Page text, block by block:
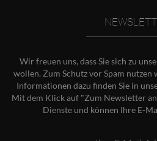
Wir freuen uns, dass Sie sich zu
wollen. Zum Schutz vor Spam nutzen
Informationen dazu finden Sie in
Mit dem Klick auf "Zum Newsletter
Dienste und können Ihre E-